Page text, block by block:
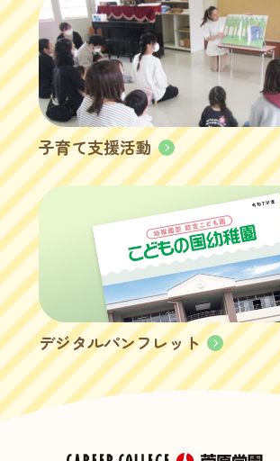
子育て支援活動
デジタルパンフレット